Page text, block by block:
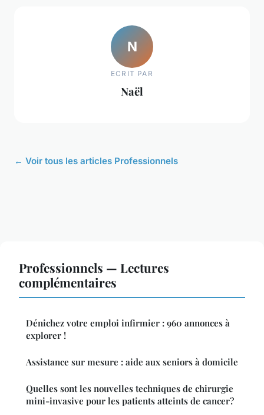
N
ECRIT PAR
Naël
← Voir tous les articles Professionnels
Professionnels — Lectures
complémentaires
Dénichez votre emploi infirmier : 960 annonces à
explorer !
Assistance sur mesure : aide aux seniors à domicile
Quelles sont les nouvelles techniques de chirurgie
mini-invasive pour les patients atteints de cancer?